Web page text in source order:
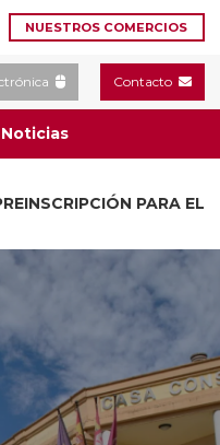
NUESTROS COMERCIOS
Contacto
PARA EL